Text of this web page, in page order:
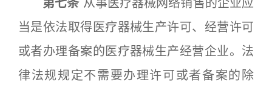
第七条 从事医疗器械网络销售的企业应
当是依法取得医疗器械生产许可、经营许可
或者办理备案的医疗器械生产经营企业。法
律法规规定不需要办理许可或者备案的除